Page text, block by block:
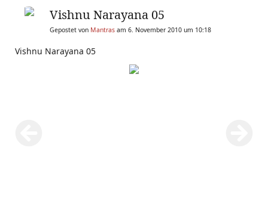
Vishnu Narayana 05
Gepostet von Mantras am 6. November 2010 um 10:18
Vishnu Narayana 05